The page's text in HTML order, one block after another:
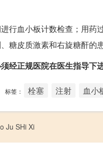
行血小板计数检查；用
糖皮质激素和右旋糖酐的
经正规医院在医生指导下
标签： 栓塞 注射 血小
Ju SHi Xi